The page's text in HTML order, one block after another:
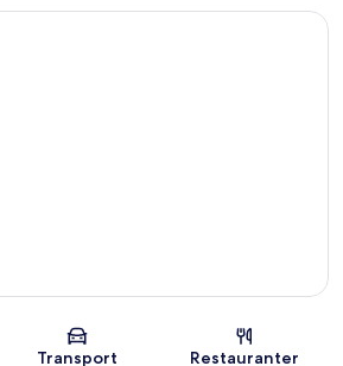
Kart
Transport Restauranter